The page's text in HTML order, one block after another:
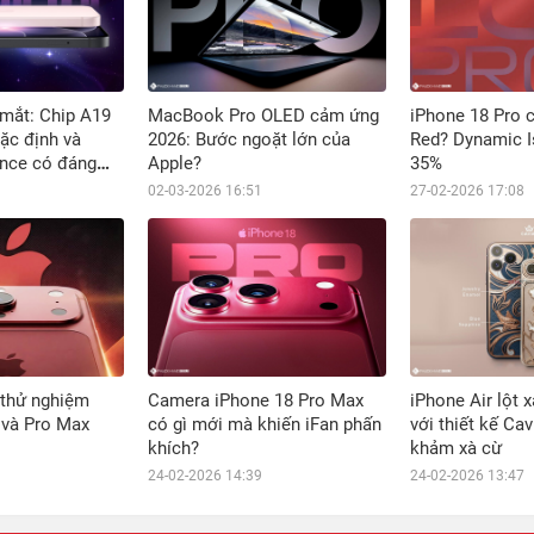
Chip A19
định và
có đáng
MacBook Pro OLED cảm ứng
2026: Bước ngoặt lớn của
Apple?
02-03-2026 16:51
iPhone 18 Pro
Red? Dynamic
35%
27-02-2026 17:08
nghiệm
Pro Max
Camera iPhone 18 Pro Max
có gì mới mà khiến iFan phấn
khích?
24-02-2026 14:39
iPhone Air lột
với thiết kế
khảm xà cừ
24-02-2026 13:47